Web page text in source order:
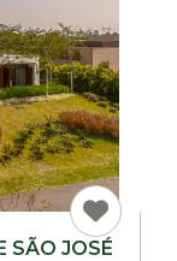
SÃO JOSÉ